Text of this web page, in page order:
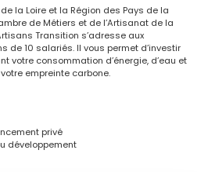
la Loire et la Région des Pays de la
de Métiers et de l’Artisanat de la
Transition s’adresse aux
de 10 salariés. Il vous permet d’investir
votre consommation d’énergie, d’eau et
empreinte carbone.
privé
développement